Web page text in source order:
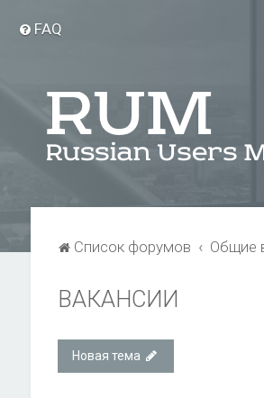
FAQ
Список форумов Общие
ВАКАНСИИ
Новая тема